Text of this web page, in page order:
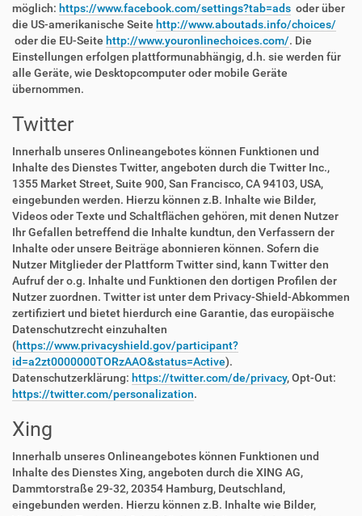
möglich: https://www.facebook.com/settings?tab=ads oder über
die US-amerikanische Seite http://www.aboutads.info/choices/
oder die EU-Seite http://www.youronlinechoices.com/. Die
Einstellungen erfolgen plattformunabhängig, d.h. sie werden für
alle Geräte, wie Desktopcomputer oder mobile Geräte
übernommen.
Twitter
Innerhalb unseres Onlineangebotes können Funktionen und
Inhalte des Dienstes Twitter, angeboten durch die Twitter Inc.,
1355 Market Street, Suite 900, San Francisco, CA 94103, USA,
eingebunden werden. Hierzu können z.B. Inhalte wie Bilder,
Videos oder Texte und Schaltflächen gehören, mit denen Nutzer
Ihr Gefallen betreffend die Inhalte kundtun, den Verfassern der
Inhalte oder unsere Beiträge abonnieren können. Sofern die
Nutzer Mitglieder der Plattform Twitter sind, kann Twitter den
Aufruf der o.g. Inhalte und Funktionen den dortigen Profilen der
Nutzer zuordnen. Twitter ist unter dem Privacy-Shield-Abkommen
zertifiziert und bietet hierdurch eine Garantie, das europäische
Datenschutzrecht einzuhalten
(https://www.privacyshield.gov/participant?
id=a2zt0000000TORzAAO&status=Active).
Datenschutzerklärung: https://twitter.com/de/privacy, Opt-Out:
https://twitter.com/personalization.
Xing
Innerhalb unseres Onlineangebotes können Funktionen und
Inhalte des Dienstes Xing, angeboten durch die XING AG,
Dammtorstraße 29-32, 20354 Hamburg, Deutschland,
eingebunden werden. Hierzu können z.B. Inhalte wie Bilder,